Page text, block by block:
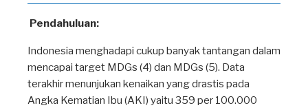
Pendahuluan:
Indonesia menghadapi cukup banyak tantangan dalam
mencapai target MDGs (4) dan MDGs (5). Data
terakhir menunjukan kenaikan yang drastis pada
Angka Kematian Ibu (AKI) yaitu 359 per 100.000